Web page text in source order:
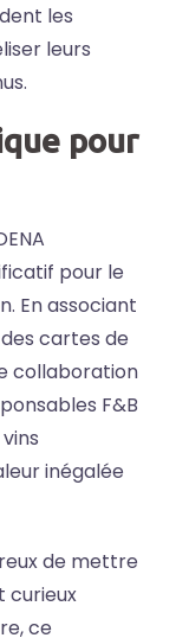
les
leurs
pour
pour le
En associant
cartes de
collaboration
F&B
inégalée
de mettre
curieux
ce